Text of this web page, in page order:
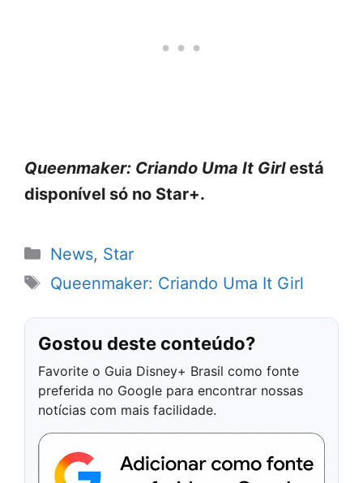
Queenmaker: Criando Uma It Girlestá
disponível só no Star+.
Categorias
News, Star
Tags
Queenmaker: Criando Uma It Girl
Gostou deste conteúdo?
Favorite o Guia Disney+ Brasil como fonte
preferida no Google para encontrar nossas
notícias com mais facilidade.